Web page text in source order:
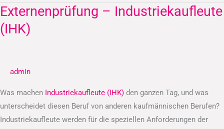
Externenprüfung – Industriekaufleute
(IHK)
admin
Was machen Industriekaufleute (IHK) den ganzen Tag, und was
unterscheidet diesen Beruf von anderen kaufmännischen Berufen?
Industriekaufleute werden für die speziellen Anforderungen der
Externenprüfung
–
Industriekaufleute